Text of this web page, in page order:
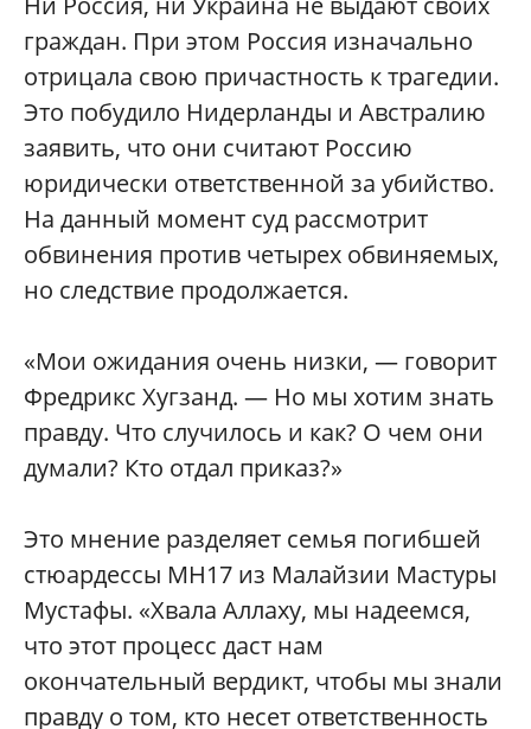
граждан. При этом Россия изначально
отрицала свою причастность к трагедии.
Это побудило Нидерланды и Австралию
заявить, что они считают Россию
юридически ответственной за убийство.
На данный момент суд рассмотрит
обвинения против четырех обвиняемых,
но следствие продолжается.
«Мои ожидания очень низки, — говорит
Фредрикс Хугзанд. — Но мы хотим знать
правду. Что случилось и как? О чем они
думали? Кто отдал приказ?»
Это мнение разделяет семья погибшей
стюардессы MH17 из Малайзии Мастуры
Мустафы. «Хвала Аллаху, мы надеемся,
что этот процесс даст нам
окончательный вердикт, чтобы мы знали
правду о том, кто несет ответственность